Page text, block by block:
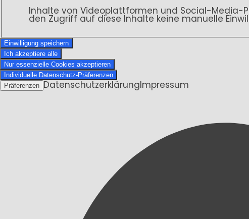
Inhalte von Videoplattformen und Social-Media-
den Zugriff auf diese Inhalte keine manuelle
Einwilligung speichern
Ich akzeptiere alle
Nur essenzielle Cookies akzeptieren
Individuelle Datenschutz-Präferenzen
Präferenzen DatenschutzerklärungImpressum